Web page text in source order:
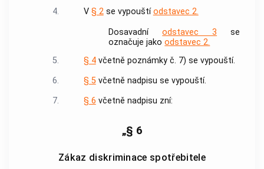
4. V § 2se vypouštíodstavec 2.
Dosavadníodstavec 3 se
označuje jakoodstavec 2.
5.
§ 4včetně poznámky č. 7) se vypouští.
6.
§ 5včetně nadpisu se vypouští.
7.
§ 6 včetně nadpisu zní:
„§ 6
Zákaz diskriminace spotřebitele